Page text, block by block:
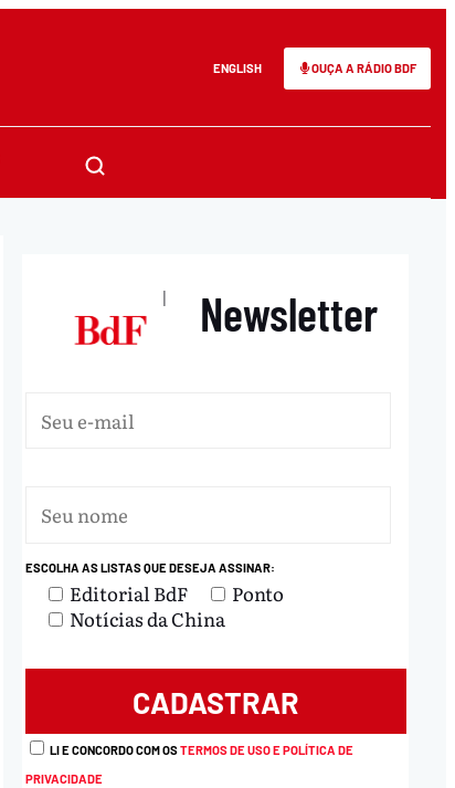
ENGLISH OUÇA A RÁDIO BDF
| Newsletter
ESCOLHA AS LISTAS QUE DESEJA ASSINAR:
Editorial BdF
Ponto
Notícias da China
LI E CONCORDO COM OSTERMOS DE USO E POLÍTICA DE
PRIVACIDADE